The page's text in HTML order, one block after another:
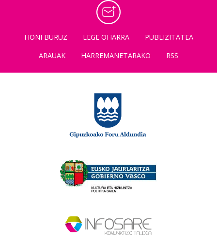
HONI BURUZ LEGE OHARRA
PUBLIZITATEA
ARAUAK
HARREMANETARAKO RSS